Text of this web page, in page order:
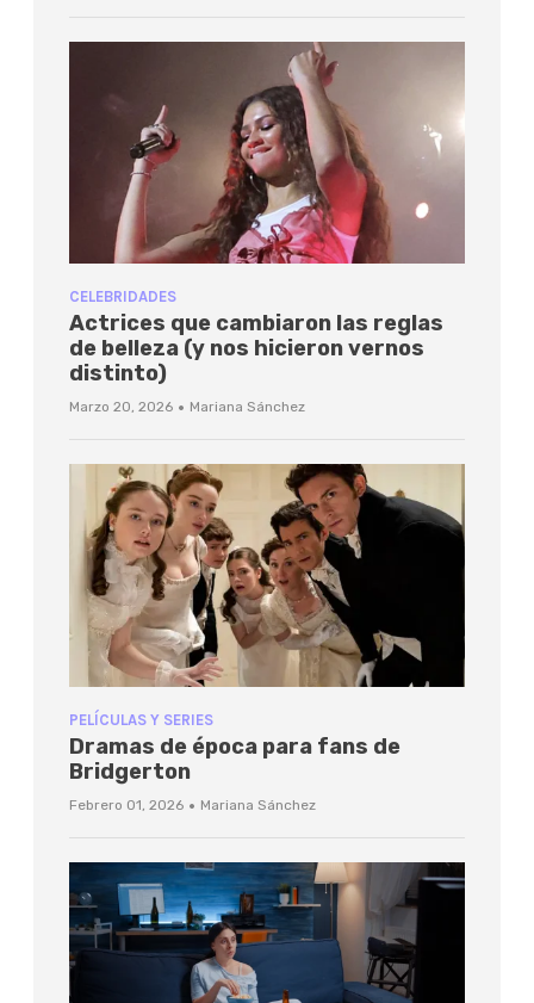
CELEBRIDADES
Actrices que cambiaron las reglas
de belleza (y nos hicieron vernos
distinto)
Marzo 20, 2026 · Mariana Sánchez
PELÍCULAS Y SERIES
Dramas de época para fans de
Bridgerton
Febrero 01, 2026 · Mariana Sánchez